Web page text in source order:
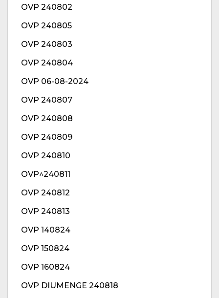
OVP 240802
OVP 240805
OVP 240803
OVP 240804
OVP 06-08-2024
OVP 240807
OVP 240808
OVP 240809
OVP 240810
OVP^240811
OVP 240812
OVP 240813
OVP 140824
OVP 150824
OVP 160824
OVP DIUMENGE 240818